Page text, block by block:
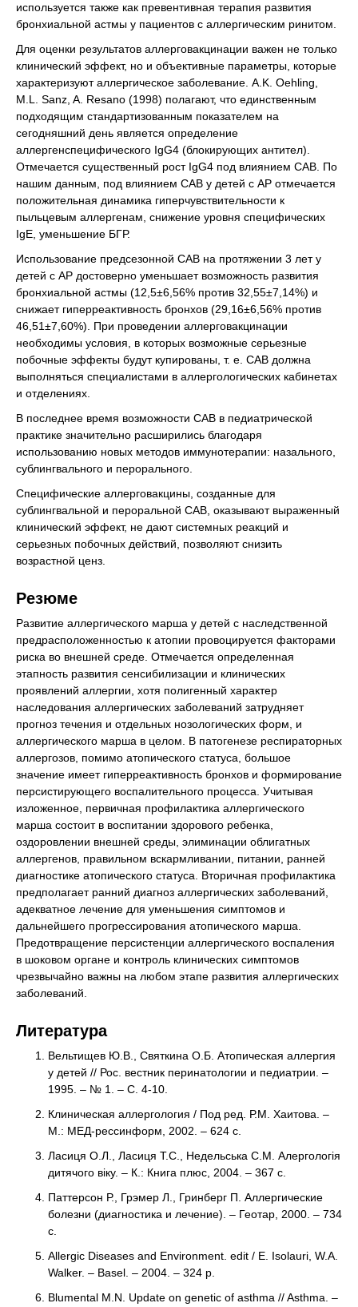
используется также как превентивная терапия развития
бронхиальной астмы у пациентов с аллергическим ринитом.
Для оценки результатов аллерговакцинации важен не только
клинический эффект, но и объективные параметры, которые
характеризуют аллергическое заболевание. A.K. Oehling,
M.L. Sanz, A. Resano (1998) полагают, что единственным
подходящим стандартизованным показателем на
сегодняшний день является определение
аллергенспецифического IgG4 (блокирующих антител).
Отмечается существенный рост IgG4 под влиянием САВ. По
нашим данным, под влиянием САВ у детей с АР отмечается
положительная динамика гиперчувствительности к
пыльцевым аллергенам, снижение уровня специфических
IgE, уменьшение БГР.
Использование предсезонной САВ на протяжении 3 лет у
детей с АР достоверно уменьшает возможность развития
бронхиальной астмы (12,5±6,56% против 32,55±7,14%) и
снижает гиперреактивность бронхов (29,16±6,56% против
46,51±7,60%). При проведении аллерговакцинации
необходимы условия, в которых возможные серьезные
побочные эффекты будут купированы, т. е. САВ должна
выполняться специалистами в аллергологических кабинетах
и отделениях.
В последнее время возможности САВ в педиатрической
практике значительно расширились благодаря
использованию новых методов иммунотерапии: назального,
сублингвального и перорального.
Специфические аллерговакцины, созданные для
сублингвальной и пероральной САВ, оказывают выраженный
клинический эффект, не дают системных реакций и
серьезных побочных действий, позволяют снизить
возрастной ценз.
Резюме
Развитие аллергического марша у детей с наследственной
предрасположенностью к атопии провоцируется факторами
риска во внешней среде. Отмечается определенная
этапность развития сенсибилизации и клинических
проявлений аллергии, хотя полигенный характер
наследования аллергических заболеваний затрудняет
прогноз течения и отдельных нозологических форм, и
аллергического марша в целом. В патогенезе респираторных
аллергозов, помимо атопического статуса, большое
значение имеет гиперреактивность бронхов и формирование
персистирующего воспалительного процесса. Учитывая
изложенное, первичная профилактика аллергического
марша состоит в воспитании здорового ребенка,
оздоровлении внешней среды, элиминации облигатных
аллергенов, правильном вскармливании, питании, ранней
диагностике атопического статуса. Вторичная профилактика
предполагает ранний диагноз аллергических заболеваний,
адекватное лечение для уменьшения симптомов и
дальнейшего прогрессирования атопического марша.
Предотвращение персистенции аллергического воспаления
в шоковом органе и контроль клинических симптомов
чрезвычайно важны на любом этапе развития аллергических
заболеваний.
Литература
Вельтищев Ю.В., Святкина О.Б. Атопическая аллергия
у детей // Рос. вестник перинатологии и педиатрии. –
1995. – № 1. – С. 4-10.
Клиническая аллергология / Под ред. Р.М. Хаитова. –
М.: МЕД-рессинформ, 2002. – 624 с.
Ласиця О.Л., Ласиця Т.С., Недельська С.М. Алергологія
дитячого віку. – К.: Книга плюс, 2004. – 367 с.
Паттерсон Р., Грэмер Л., Гринберг П. Аллергические
болезни (диагностика и лечение). – Геотар, 2000. – 734
с.
Allergic Diseases and Environment. edit / E. Isolauri, W.A.
Walker. – Basel. – 2004. – 324 p.
Blumental M.N. Update on genetic of asthma // Asthma. –